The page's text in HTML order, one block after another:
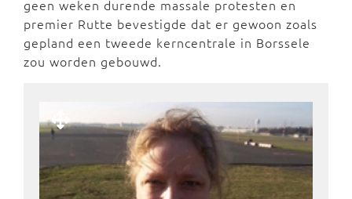
geen weken durende massale protesten en
premier Rutte bevestigde dat er gewoon zoals
gepland een tweede kerncentrale in Borssele
zou worden gebouwd.